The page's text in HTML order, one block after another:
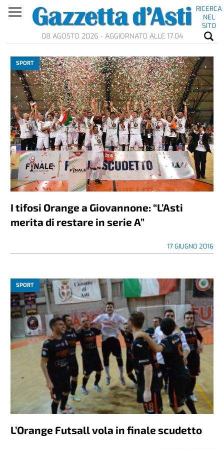
RICERCA
NEL
SITO
08 AGOSTO 2026 - AGGIORNATO ALLE 17.04
SPORT
I tifosi Orange a Giovannone: “L’Asti
merita di restare in serie A”
17 GIUGNO 2016
SPORT
L’Orange Futsall vola in finale scudetto